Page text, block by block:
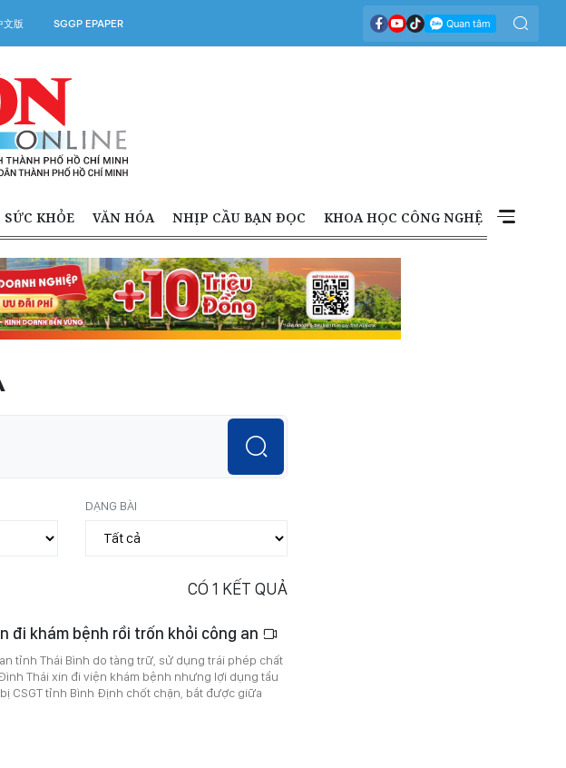
文版 SGGP EPAPER
SỨC KHỎE VĂN HÓA NHỊP CẦU BẠN ĐỌC KHOA HỌC CÔNG NGHỆ
DẠNG BÀI
CÓ 1 KẾT QUẢ
đi khám bệnh rồi trốn khỏi công an
tỉnh Thái Bình do tàng trữ, sử dụng trái phép chất
Thái xin đi viện khám bệnh nhưng lợi dụng tẩu
CSGT tỉnh Bình Định chốt chặn, bắt được giữa